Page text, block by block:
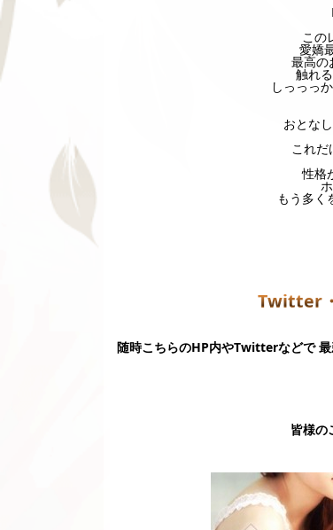
この
愛嬌
最高の
触れ
しっっっ
おとな
これ
性格
もう多く
Twitter
随時こちらのHP内やTwitterなどで
皆様の